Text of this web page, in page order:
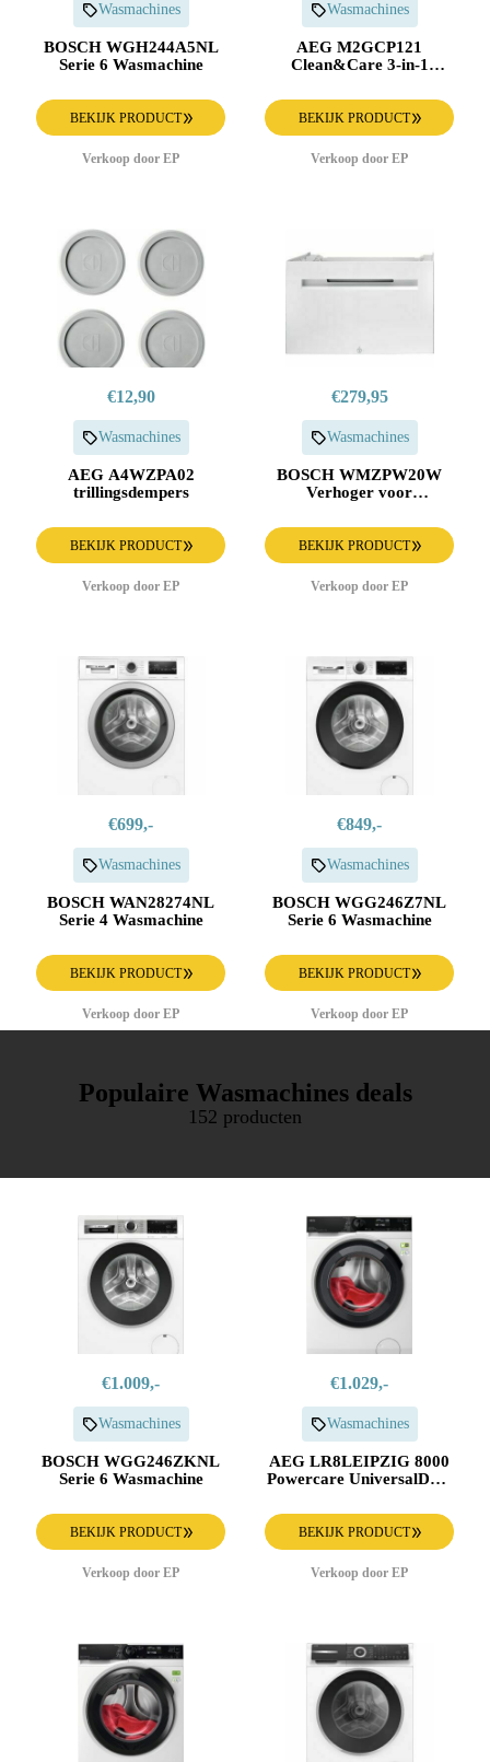
Wasmachines
BOSCH WGH244A5NL
Serie 6 Wasmachine
BEKIJK PRODUCT
Verkoop door EP
Wasmachines
AEG M2GCP121
Clean&Care 3-in-1
BEKIJK PRODUCT
Verkoop door EP
€12,90
Wasmachines
AEG A4WZPA02
trillingsdempers
BEKIJK PRODUCT
Verkoop door EP
€279,95
Wasmachines
BOSCH WMZPW20W
Verhoger voor
Uittrekbare Lade
BEKIJK PRODUCT
Verkoop door EP
€699,-
Wasmachines
BOSCH WAN28274NL
Serie 4 Wasmachine
BEKIJK PRODUCT
Verkoop door EP
€849,-
Wasmachines
BOSCH WGG246Z7NL
Serie 6 Wasmachine
BEKIJK PRODUCT
Verkoop door EP
Populaire Wasmachines deals
152 producten
€1.009,-
Wasmachines
BOSCH WGG246ZKNL
Serie 6 Wasmachine
BEKIJK PRODUCT
Verkoop door EP
€1.029,-
Wasmachines
AEG LR8LEIPZIG 8000
Powercare UniversalDose
BEKIJK PRODUCT
Verkoop door EP